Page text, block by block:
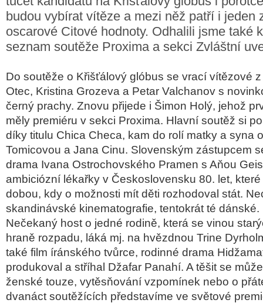
budou vybírat vítěze a mezi něž patří i jeden
oscarové Citové hodnoty. Odhalili jsme také
seznam soutěže Proxima a sekci Zvláštní
Do soutěže o Křišťálový glóbus se vrací vítězové
Otec, Kristina Grozeva a Petar Valchanov s
černý prachy. Znovu přijede i Šimon Holý, jehož
měly premiéru v sekci Proxima. Hlavní soutěž si
díky titulu Chica Checa, kam do rolí matky a syna
Tomicovou a Jana Cinu. Slovenským zástupcem
drama Ivana Ostrochovského Pramen s Aňou
ambiciózní lékařky v Československu 80. let,
dobou, kdy o možnosti mít děti rozhodoval stát.
skandinávské kinematografie, tentokrát té dánské.
Nečekaný host o jedné rodině, která se vinou
hraně rozpadu, láká mj. na hvězdnou Trine
také film íránského tvůrce, rodinné drama
produkoval a stříhal Džafar Panahí. A těšit se
ženské touze, vytěsňování vzpomínek nebo o
dvanáct soutěžících představíme ve světové